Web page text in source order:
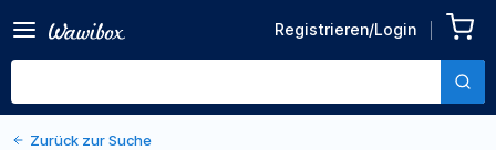
Registrieren/Login
standard, rosa, 169 x
95mm, Packung à 500 g
Von Dentsply Sirona
Zurück zu den Produktdetails
Zurück zur Suche